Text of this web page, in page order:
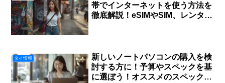
帯でインターネットを使う方法を
徹底解説！eSIMやSIM、レンタル
タイ情報
新しいノートパソコンの購入を検
討する方に！予算やスペックを基
に選ぼう！オススメのスペックも